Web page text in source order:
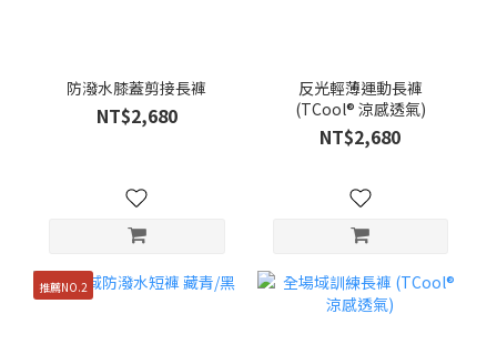
防潑水膝蓋剪接長褲
NT$2,680
反光輕薄運動長褲
(TCool® 涼感透氣)
NT$2,680
推薦NO.2